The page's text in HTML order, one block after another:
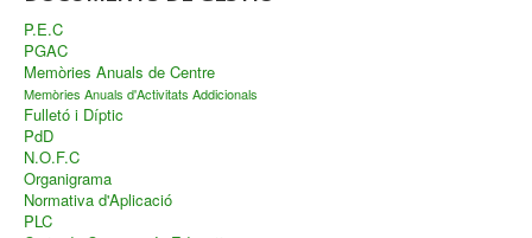
P.E.C
PGAC
Memòries Anuals de Centre
Memòries Anuals d'Activitats Addicionals
Fulletó i Díptic
PdD
N.O.F.C
Organigrama
Normativa d'Aplicació
PLC